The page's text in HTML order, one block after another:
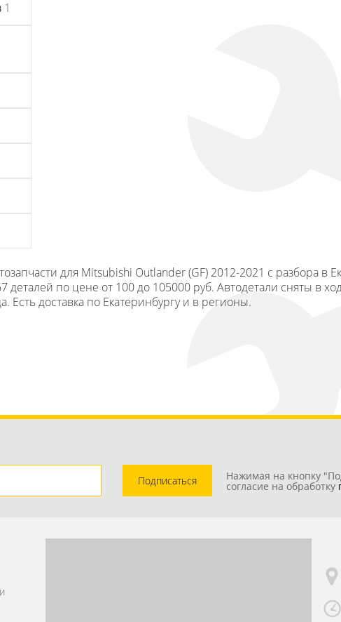
1
для Mitsubishi Outlander (GF) 2012-2021 с разбора в
деталей по цене от 100 до 105000 руб. Автодетали сняты в
Есть доставка по Екатеринбургу и в регионы.
Подписаться Нажимая на кнопку
согласие на обработку